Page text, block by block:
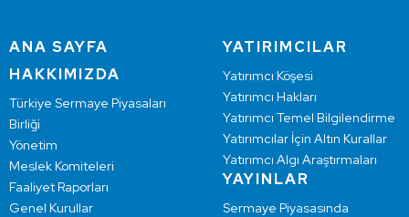
ANA SAYFA
HAKKIMIZDA
Türkiye Sermaye Piyasaları
Birliği
Yönetim
Meslek Komiteleri
Faaliyet Raporları
Genel Kurullar
YATIRIMCILAR
Yatırımcı Köşesi
Yatırımcı Hakları
Yatırımcı Temel Bilgilendirme
Yatırımcılar İçin Altın Kurallar
Yatırımcı Algı Araştırmaları
YAYINLAR
Sermaye Piyasasında